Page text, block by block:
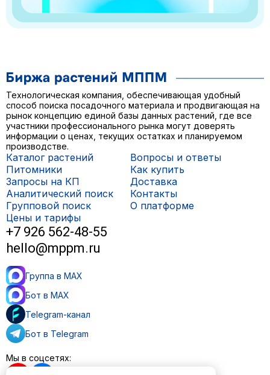
Технологическая компания, обеспечивающая удобный
способ поиска посадочного материала и продвигающая на
рынок концепцию единой базы данных растений, где все
участники профессионального рынка могут доверять
информации о ценах, текущих остатках и планируемом
производстве.
Каталог растений
Питомники
Запросы на КП
Аналитический поиск
Групповой поиск
Цены и тарифы
Вопросы и ответы
Как купить
Доставка
Контакты
О платформе
+7 926 562-48-55
hello@mppm.ru
Группа в MAX
Бот в MAX
Telegram-канал
Бот в Telegram
Мы в соцсетях: